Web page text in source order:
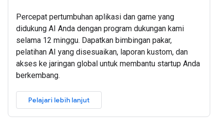
Percepat pertumbuhan aplikasi dan game yang
didukung AI Anda dengan program dukungan kami
selama 12 minggu. Dapatkan bimbingan pakar,
pelatihan AI yang disesuaikan, laporan kustom, dan
akses ke jaringan global untuk membantu startup Anda
berkembang.
Pelajari lebih lanjut